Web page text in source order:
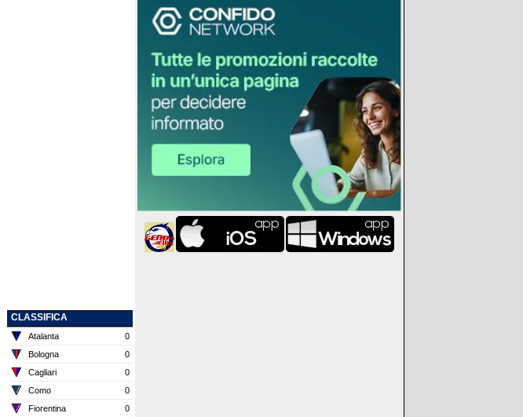
CLASSIFICA
Atalanta
0
Bologna
0
Cagliari
0
Como
0
Fiorentina
0